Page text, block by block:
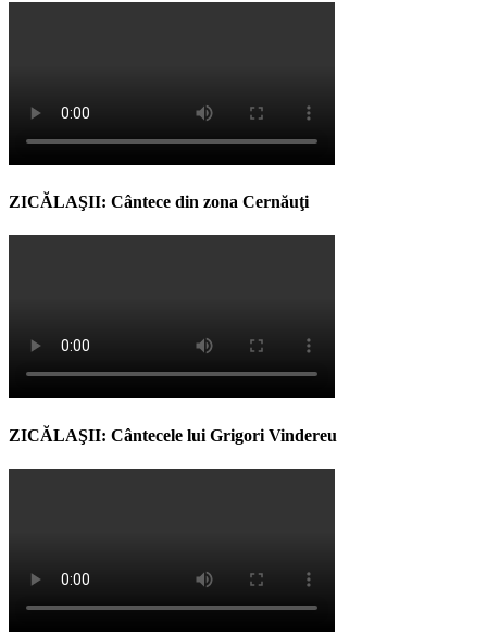
ZICĂLAŞII: Cântece din zona Cernăuţi
ZICĂLAŞII: Cântecele lui Grigori Vindereu